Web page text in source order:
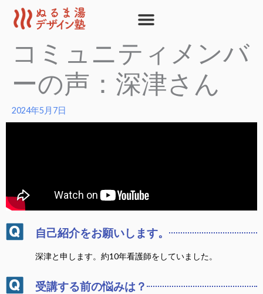
コミュニティメンバ
ーの声：深津さん
2024年5月7日
自己紹介をお願いします。
深津と申します。約10年看護師をしていました。
受講する前の悩みは？